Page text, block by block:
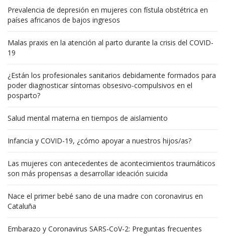
Prevalencia de depresión en mujeres con fístula obstétrica en
países africanos de bajos ingresos
Malas praxis en la atención al parto durante la crisis del COVID-
19
¿Están los profesionales sanitarios debidamente formados para
poder diagnosticar síntomas obsesivo-compulsivos en el
posparto?
Salud mental materna en tiempos de aislamiento
Infancia y COVID-19, ¿cómo apoyar a nuestros hijos/as?
Las mujeres con antecedentes de acontecimientos traumáticos
son más propensas a desarrollar ideación suicida
Nace el primer bebé sano de una madre con coronavirus en
Cataluña
Embarazo y Coronavirus SARS-CoV-2: Preguntas frecuentes